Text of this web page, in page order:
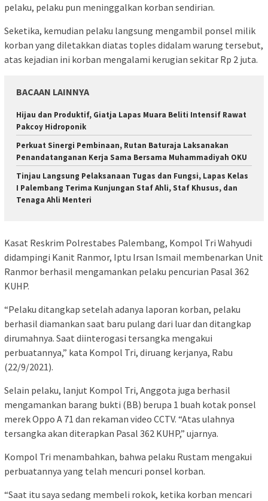
pelaku, pelaku pun meninggalkan korban sendirian.
Seketika, kemudian pelaku langsung mengambil ponsel milik
korban yang diletakkan diatas toples didalam warung tersebut,
atas kejadian ini korban mengalami kerugian sekitar Rp 2 juta.
BACAAN LAINNYA
Hijau dan Produktif, Giatja Lapas Muara Beliti Intensif Rawat
Pakcoy Hidroponik
Perkuat Sinergi Pembinaan, Rutan Baturaja Laksanakan
Penandatanganan Kerja Sama Bersama Muhammadiyah OKU
Tinjau Langsung Pelaksanaan Tugas dan Fungsi, Lapas Kelas
I Palembang Terima Kunjungan Staf Ahli, Staf Khusus, dan
Tenaga Ahli Menteri
Kasat Reskrim Polrestabes Palembang, Kompol Tri Wahyudi
didampingi Kanit Ranmor, Iptu Irsan Ismail membenarkan Unit
Ranmor berhasil mengamankan pelaku pencurian Pasal 362
KUHP.
“Pelaku ditangkap setelah adanya laporan korban, pelaku
berhasil diamankan saat baru pulang dari luar dan ditangkap
dirumahnya. Saat diinterogasi tersangka mengakui
perbuatannya,” kata Kompol Tri, diruang kerjanya, Rabu
(22/9/2021).
Selain pelaku, lanjut Kompol Tri, Anggota juga berhasil
mengamankan barang bukti (BB) berupa 1 buah kotak ponsel
merek Oppo A 71 dan rekaman video CCTV. “Atas ulahnya
tersangka akan diterapkan Pasal 362 KUHP,” ujarnya.
Kompol Tri menambahkan, bahwa pelaku Rustam mengakui
perbuatannya yang telah mencuri ponsel korban.
“Saat itu saya sedang membeli rokok, ketika korban mencari